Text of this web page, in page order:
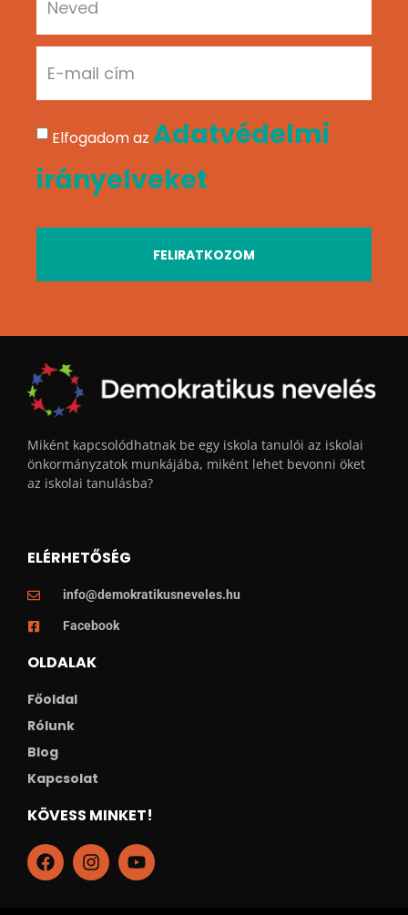
Elfogadom az Adatvédelmi
irányelveket
FELIRATKOZOM
Miként kapcsolódhatnak be egy iskola tanulói az iskolai
önkormányzatok munkájába, miként lehet bevonni öket
az iskolai tanulásba?
ELÉRHETŐSÉG
info@demokratikusneveles.hu
Facebook
OLDALAK
Főoldal
Rólunk
Blog
Kapcsolat
KÖVESS MINKET!